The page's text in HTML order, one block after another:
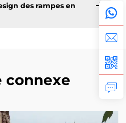
des rampes en
connexe